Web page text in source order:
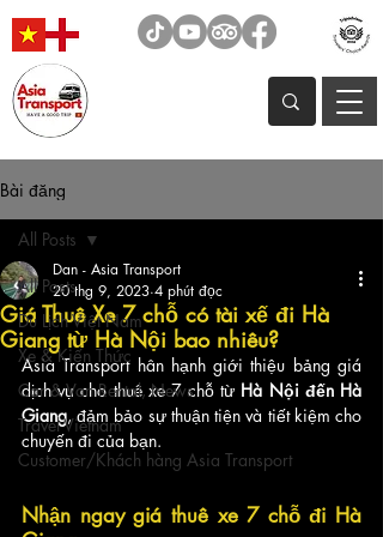
Bài đăng
All Posts
Du Lịch Việt Nam
Xe & Kiến Thức
Car & Van Rental, News
Travel Vietnam
Customer/Khách hàng Asia Transport
All Posts
Giá Thuê Xe 7 chỗ có tài xế đi Hà
Giang từ Hà Nội bao nhiêu?
Dan - Asia Transport
20 thg 9, 2023 4 phút đọc
Asia Transport hân hạnh giới thiệu bảng giá
dịch vụ cho thuê xe 7 chỗ từ Hà Nội đến Hà
Giang, đảm bảo sự thuận tiện và tiết kiệm cho
chuyến đi của bạn.
Nhận ngay giá thuê xe 7 chỗ đi Hà